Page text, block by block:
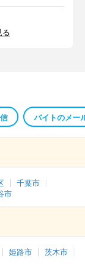
る
バイトのメー
千葉市
市
姫路市
茨木市